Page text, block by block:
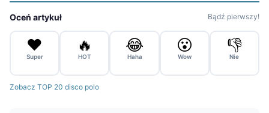
Oceń artykuł Bądź pierwszy!
❤️
Super
🔥
HOT
😂
Haha
😮
Wow
👎
Nie
Zobacz TOP 20 disco polo